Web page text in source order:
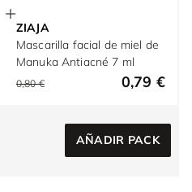
ZIAJA
Mascarilla facial de miel de
Manuka Antiacné 7 ml
0,80 € 0,79 €
AÑADIR PACK